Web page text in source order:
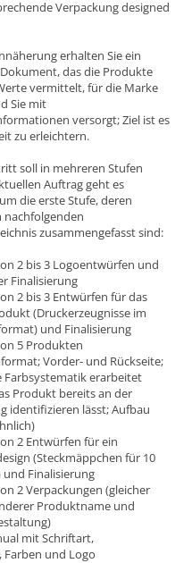
Verpackung designed
erhalten Sie ein
das die Produkte
vermittelt, für die Marke
Sie mit
versorgt; Ziel ist es
zu erleichtern.
soll in mehreren Stufen
Auftrag geht es
die erste Stufe, deren
nachfolgenden
zusammengefasst sind:
2 bis 3 Logoentwürfen und
Finalisierung
2 bis 3 Entwürfen für das
(Druckerzeugnisse im
und Finalisierung
5 Produkten
Vorder- und Rückseite;
Farbsystematik erarbeitet
Produkt bereits an der
identifizieren lässt; Aufbau
2 Entwürfen für ein
(Steckmäppchen für 10
Finalisierung
2 Verpackungen (gleicher
Produktname und
mit Schriftart,
und Logo